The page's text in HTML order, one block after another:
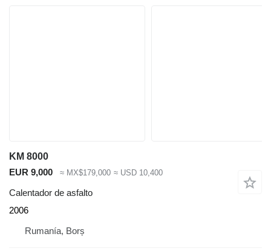
KM 8000
EUR 9,000
≈ MX$179,000 ≈ USD 10,400
Calentador de asfalto
2006
Rumanía, Borș